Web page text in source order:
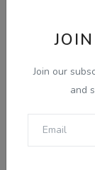
Join our
and
Aug 7, 2026
ਪੈਂਗੁਇਨ